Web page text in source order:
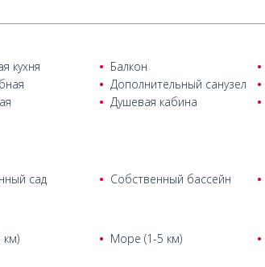
в 4,8 км от общественного пляжа Белека,
кухня Балкон
Дополнительный санузел
Душевая кабина
сад Собственный бассейн
км) Море (1-5 км)